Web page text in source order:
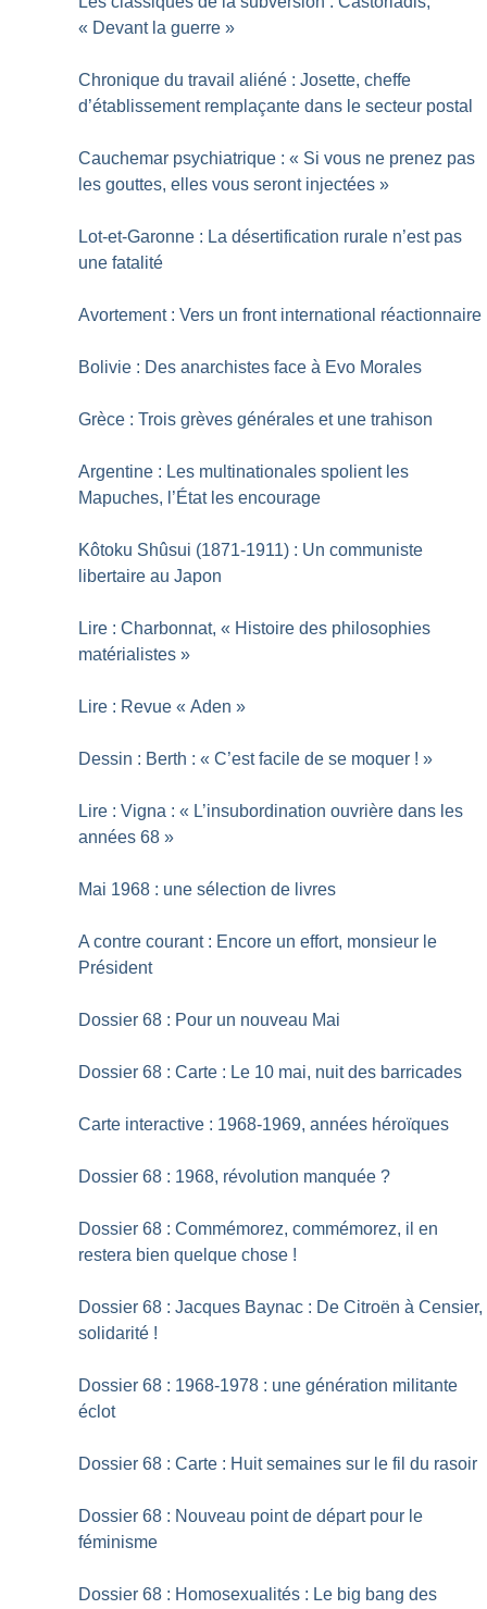
« Devant la guerre »
Chronique du travail aliéné : Josette, cheffe
d’établissement remplaçante dans le secteur postal
Cauchemar psychiatrique : « Si vous ne prenez pas
les gouttes, elles vous seront injectées »
Lot-et-Garonne : La désertification rurale n’est pas
une fatalité
Avortement : Vers un front international réactionnaire
Bolivie : Des anarchistes face à Evo Morales
Grèce : Trois grèves générales et une trahison
Argentine : Les multinationales spolient les
Mapuches, l’État les encourage
Kôtoku Shûsui (1871-1911) : Un communiste
libertaire au Japon
Lire : Charbonnat, « Histoire des philosophies
matérialistes »
Lire : Revue « Aden »
Dessin : Berth : « C’est facile de se moquer ! »
Lire : Vigna : « L’insubordination ouvrière dans les
années 68 »
Mai 1968 : une sélection de livres
A contre courant : Encore un effort, monsieur le
Président
Dossier 68 : Pour un nouveau Mai
Dossier 68 : Carte : Le 10 mai, nuit des barricades
Carte interactive : 1968-1969, années héroïques
Dossier 68 : 1968, révolution manquée ?
Dossier 68 : Commémorez, commémorez, il en
restera bien quelque chose !
Dossier 68 : Jacques Baynac : De Citroën à Censier,
solidarité !
Dossier 68 : 1968-1978 : une génération militante
éclot
Dossier 68 : Carte : Huit semaines sur le fil du rasoir
Dossier 68 : Nouveau point de départ pour le
féminisme
Dossier 68 : Homosexualités : Le big bang des